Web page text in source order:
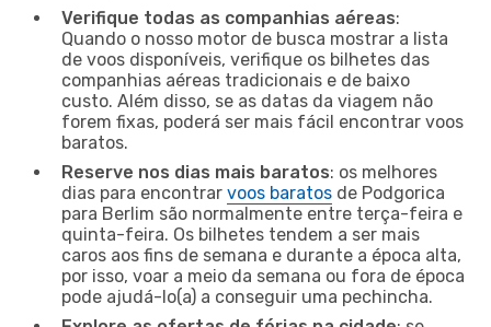
Verifique todas as companhias aéreas:
Quando o nosso motor de busca mostrar a lista
de voos disponíveis, verifique os bilhetes das
companhias aéreas tradicionais e de baixo
custo. Além disso, se as datas da viagem não
forem fixas, poderá ser mais fácil encontrar voos
baratos.
Reserve nos dias mais baratos: os melhores
dias para encontrar voos baratos de Podgorica
para Berlim são normalmente entre terça-feira e
quinta-feira. Os bilhetes tendem a ser mais
caros aos fins de semana e durante a época alta,
por isso, voar a meio da semana ou fora de época
pode ajudá-lo(a) a conseguir uma pechincha.